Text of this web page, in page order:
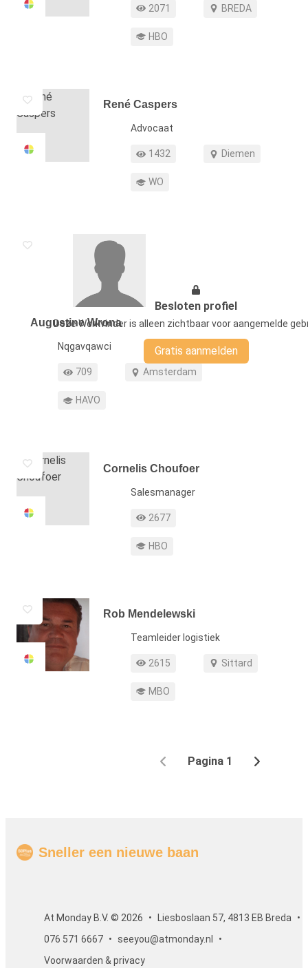
Profiel weergaven
2071
Werkgebied BREDA
Opleiding HBO
René Caspers
FunctieAdvocaat
Profiel weergaven
1432
Werkgebied Diemen
Opleiding WO
Augustine Wrona
FunctieNqgavqawci
Profiel weergaven
709
Werkgebied Amsterdam
Opleiding HAVO
Besloten profiel
Deze Werkvinder is alleen zichtbaar voor aangemelde
Gratis aanmelden
Cornelis Choufoer
FunctieSalesmanager
Profiel weergaven
2677
Opleiding HBO
Rob Mendelewski
FunctieTeamleider logistiek
Profiel weergaven
2615
Werkgebied Sittard
Opleiding MBO
Vorige
Pagina 1
Volgende
Sneller een nieuwe baan
At Monday B.V. © 2026
Liesboslaan 57, 4813 EB Breda
076 571 6667
seeyou@atmonday.nl
Voorwaarden & privacy